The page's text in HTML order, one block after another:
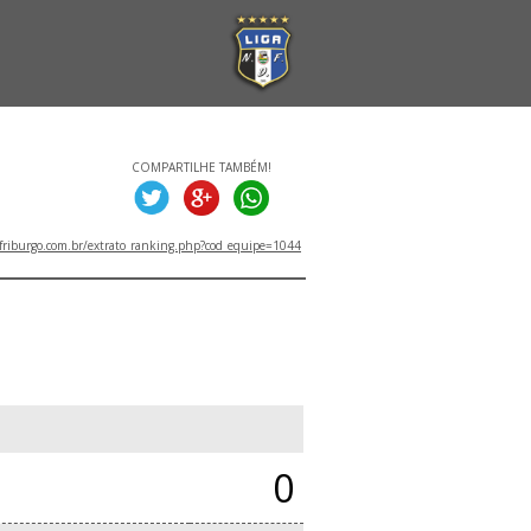
COMPARTILHE TAMBÉM!
extrato_ranking.php?cod_equipe=1044
0